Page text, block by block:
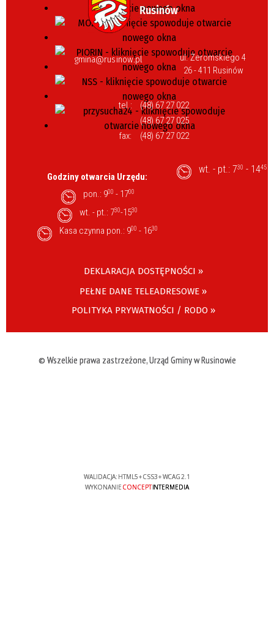
gmina@rusinow.pl
ul. Żeromskiego 4
26 - 411 Rusinów
tel.:
(48) 67 27 022
(48) 67 27 025
fax:
(48) 67 27 022
Godziny otwarcia Urzędu:
pon.: 900 - 1700
wt. - pt.: 730-1530
Kasa czynna pon.: 900 - 1630
wt. - pt.: 730 - 1445
DEKLARACJA DOSTĘPNOŚCI »
PEŁNE DANE TELEADRESOWE »
POLITYKA PRYWATNOŚCI / RODO »
© Wszelkie prawa zastrzeżone, Urząd Gminy w Rusinowie
WALIDACJA: HTML5+CSS3+WCAG 2.1
WYKONANIE CONCEPTINTERMEDIA